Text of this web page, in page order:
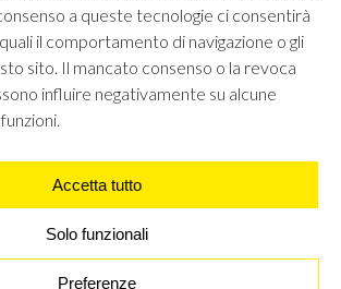
a queste tecnologie ci consentirà
il comportamento di navigazione o gli
sito. Il mancato consenso o la revoca
influire negativamente su alcune
Accetta tutto
Solo funzionali
Preferenze
POLICY COOKIE POLICY
- Viale Angelo Filippetti 24, 20122 Milano.
10405840967